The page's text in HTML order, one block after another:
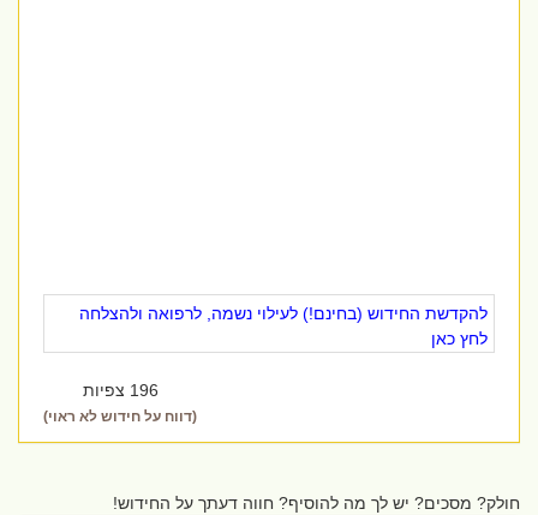
להקדשת החידוש (בחינם!) לעילוי נשמה, לרפואה ולהצלחה
לחץ כאן
196 צפיות
(דווח על חידוש לא ראוי)
חולק? מסכים? יש לך מה להוסיף? חווה דעתך על החידוש!